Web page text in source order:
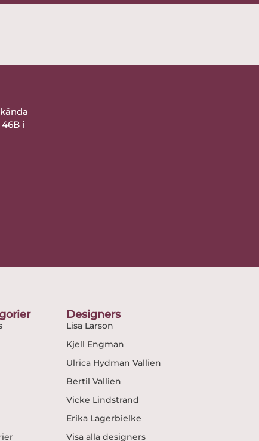
i
Designers
Lisa Larson
Kjell Engman
Ulrica Hydman Vallien
Bertil Vallien
Vicke Lindstrand
Erika Lagerbielke
Visa alla designers